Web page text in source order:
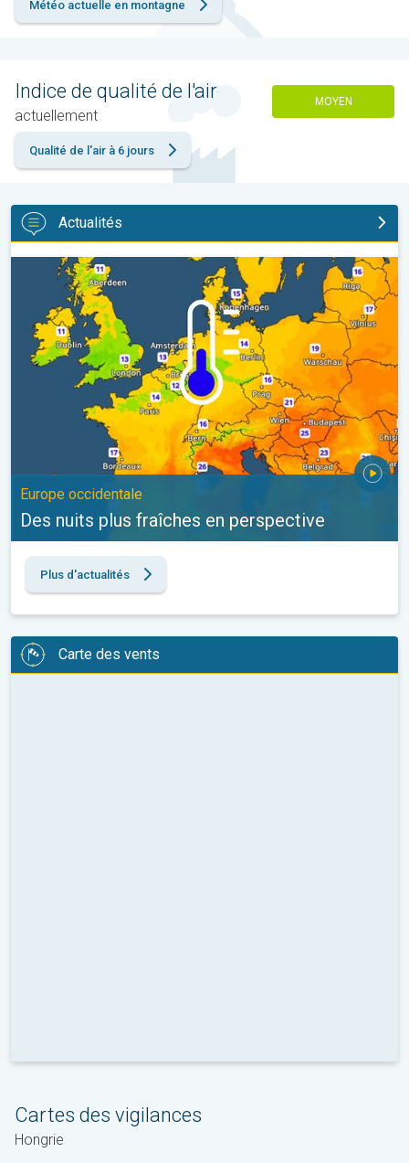
Météo actuelle en montagne
Indice de qualité de l'air
actuellement
MOYEN
Qualité de l'air à 6 jours
Actualités
Des nuits plus fraîches en perspective. Europe occidentale. . .
Europe occidentale
Des nuits plus fraîches en perspective
Plus d'actualités
Carte des vents
Cartes des vigilances
Hongrie